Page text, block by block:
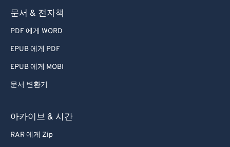
문서 & 전자책
PDF 에게 WORD
EPUB 에게 PDF
EPUB 에게 MOBI
문서 변환기
아카이브 & 시간
RAR 에게 Zip